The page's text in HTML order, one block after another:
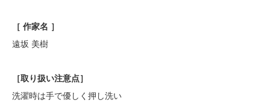
［ 作家名 ］
遠坂 美樹
［取り扱い注意点］
洗濯時は手で優しく押し洗い